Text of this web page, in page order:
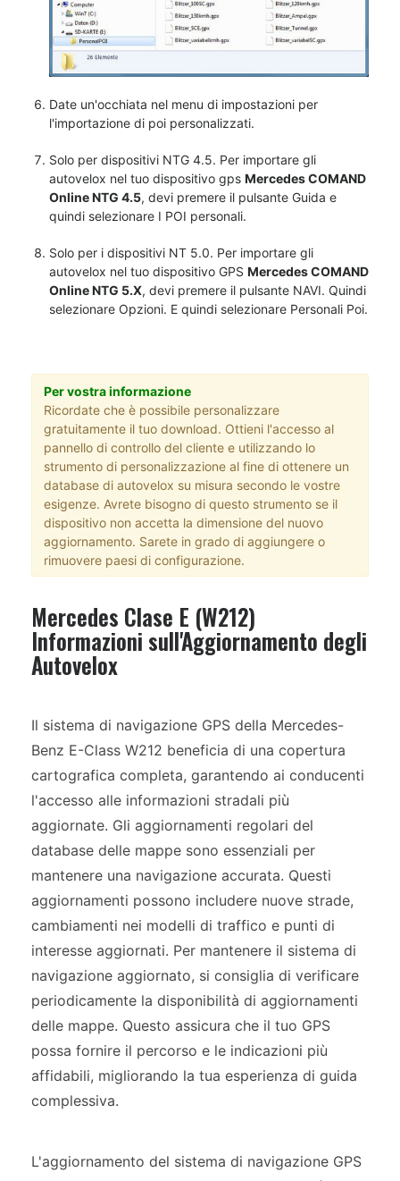
Date un'occhiata nel menu di impostazioni per
l'importazione di poi personalizzati.
Solo per dispositivi NTG 4.5. Per importare gli
autovelox nel tuo dispositivo gps Mercedes COMAND
Online NTG 4.5, devi premere il pulsante Guida e
quindi selezionare I POI personali.
Solo per i dispositivi NT 5.0. Per importare gli
autovelox nel tuo dispositivo GPS Mercedes COMAND
Online NTG 5.X, devi premere il pulsante NAVI. Quindi
selezionare Opzioni. E quindi selezionare Personali Poi.
Per vostra informazione
Ricordate che è possibile personalizzare
gratuitamente il tuo download. Ottieni l'accesso al
pannello di controllo del cliente e utilizzando lo
strumento di personalizzazione al fine di ottenere un
database di autovelox su misura secondo le vostre
esigenze. Avrete bisogno di questo strumento se il
dispositivo non accetta la dimensione del nuovo
aggiornamento. Sarete in grado di aggiungere o
rimuovere paesi di configurazione.
Mercedes Clase E (W212)
Informazioni sull'Aggiornamento degli
Autovelox
Il sistema di navigazione GPS della Mercedes-
Benz E-Class W212 beneficia di una copertura
cartografica completa, garantendo ai conducenti
l'accesso alle informazioni stradali più
aggiornate. Gli aggiornamenti regolari del
database delle mappe sono essenziali per
mantenere una navigazione accurata. Questi
aggiornamenti possono includere nuove strade,
cambiamenti nei modelli di traffico e punti di
interesse aggiornati. Per mantenere il sistema di
navigazione aggiornato, si consiglia di verificare
periodicamente la disponibilità di aggiornamenti
delle mappe. Questo assicura che il tuo GPS
possa fornire il percorso e le indicazioni più
affidabili, migliorando la tua esperienza di guida
complessiva.
L'aggiornamento del sistema di navigazione GPS